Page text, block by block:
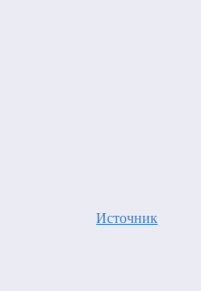
Источник